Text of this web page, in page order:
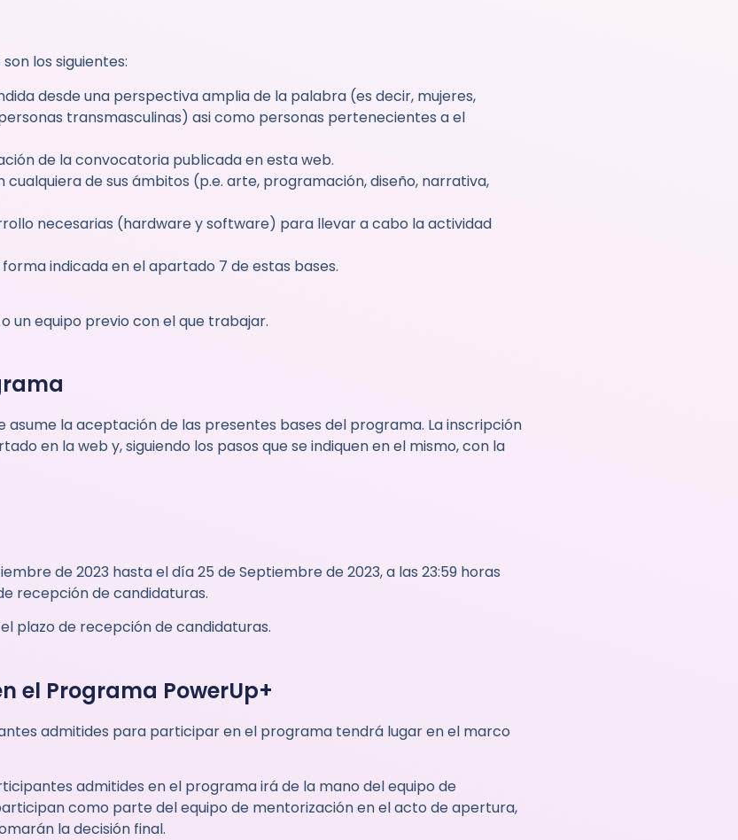
los siguientes:
desde una perspectiva amplia de la palabra (es decir, mujeres,
transmasculinas) asi como personas pertenecientes a el
de la convocatoria publicada en esta web.
de sus ámbitos (p.e. arte, programación, diseño, narrativa,
necesarias (hardware y software) para llevar a cabo la actividad
indicada en el apartado 7 de estas bases.
un equipo previo con el que trabajar.
asume la aceptación de las presentes bases del programa. La inscripción
en la web y, siguiendo los pasos que se indiquen en el mismo, con la
de 2023 hasta el día 25 de Septiembre de 2023, a las 23:59 horas
recepción de candidaturas.
plazo de recepción de candidaturas.
el Programa PowerUp+
admitides para participar en el programa tendrá lugar en el marco
admitides en el programa irá de la mano del equipo de
como parte del equipo de mentorización en el acto de apertura,
la decisión final.